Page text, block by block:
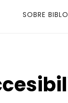
SOBRE